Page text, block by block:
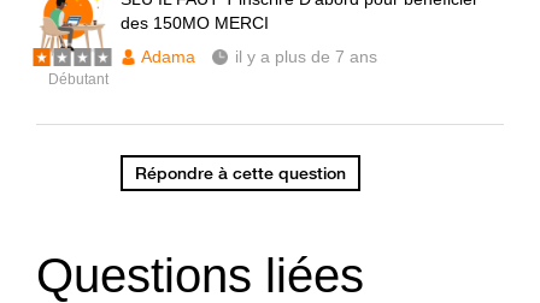
Débutant
des 150MO MERCI
Adama
il y a plus de 7 ans
Répondre à cette question
Questions liées